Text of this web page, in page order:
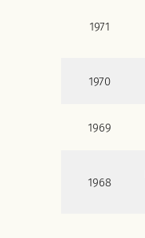
1971
1970
1969
1968